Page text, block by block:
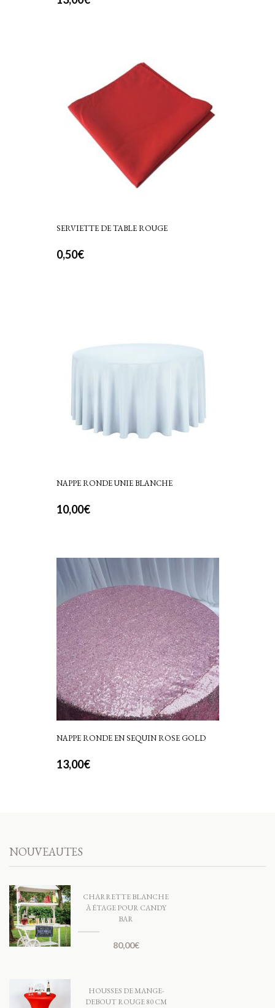
SERVIETTE DE TABLE ROUGE
0,50€
NAPPE RONDE UNIE BLANCHE
10,00€
NAPPE RONDE EN SEQUIN ROSE GOLD
13,00€
NOUVEAUTES
CHARRETTE BLANCHE
À ÉTAGE POUR CANDY
BAR
80,00€
HOUSSES DE MANGE-
DEBOUT ROUGE 80 CM